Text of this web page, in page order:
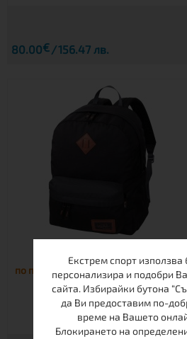
80.00€ 156.47 лв.
по поръчка
Екстрем спорт използва
персонализира и подобри
сайта. Избирайки бутона
да Ви предоставим по-
време на Вашето
Блокирането на